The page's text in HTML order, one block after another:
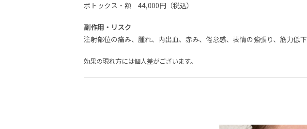
ボトックス・額 44,000円（税込）
副作用・リスク
注射部位の痛み、腫れ、内出血、赤み、倦怠感、表情の強張り、筋力低下
効果の現れ方には個人差がございます。